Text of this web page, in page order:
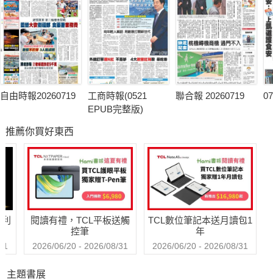
自由時報20260719
工商時報(0521
EPUB完整版)
聯合報 20260719
推薦你買好東西
閱讀有禮，TCL平板送觸
控筆
2026/06/20 - 2026/08/31
TCL數位筆記本送月讀包1
年
2026/06/20 - 2026/08/31
主題書展